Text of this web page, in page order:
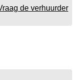
de verhuurder